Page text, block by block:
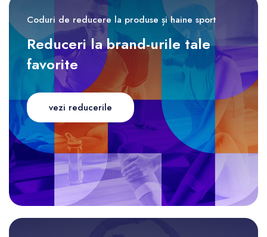
Coduri de reducere la produse și haine sport
Reduceri la brand-urile tale
favorite
vezi reducerile